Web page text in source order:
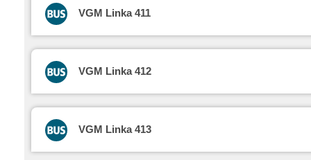
VGM Linka 411
VGM Linka 412
VGM Linka 413